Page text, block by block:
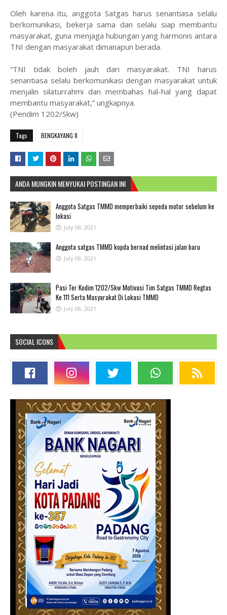
Oleh karena itu, anggota Satgas harus senantiasa selalu
berkomunikasi, bekerja sama dan selalu siap membantu
masyarakat, guna menjaga hubungan yang harmonis antara
TNI dengan masyarakat dimanapun berada.
“TNI tidak boleh jauh dari masyarakat. TNI harus
senantiasa selalu berkomunikasi dengan masyarakat untuk
menjalin silaturrahmi dan membahas hal-hal yang dapat
membantu masyarakat,” ungkapnya.
(Pendim 1202/Skw)
Tags BENGKAYANG 8
ANDA MUNGKIN MENYUKAI POSTINGAN INI
Anggota Satgas TMMD memperbaiki sepeda motor sebelum ke
lokasi
July 08, 2021
Anggota satgas TMMD kopda bernad melintasi jalan baru
July 08, 2021
Pasi Ter Kodim 1202/Skw Motivasi Tim Satgas TMMD Regtas
Ke 111 Serta Masyarakat Di Lokasi TMMD
July 08, 2021
SOCIAL ICONS